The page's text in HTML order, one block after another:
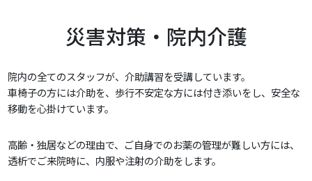
災害対策・院内介護
院内の全てのスタッフが、介助講習を受講しています。
車椅子の方には介助を、歩行不安定な方には付き添いをし、安全な
移動を心掛けています。
高齢・独居などの理由で、ご自身でのお薬の管理が難しい方には、
透析でご来院時に、内服や注射の介助をします。